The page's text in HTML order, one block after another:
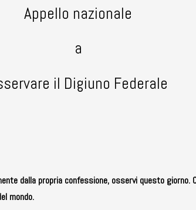
Appello nazionale
a
il Digiuno Federale
dalla propria confessione, osservi questo
mondo.